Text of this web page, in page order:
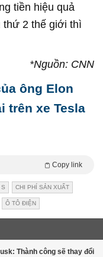
tiền hiệu quả
thứ 2 thế giới thì
*Nguồn: CNN
ông Elon
trên xe Tesla
Copy link
CHI PHÍ SẢN XUẤT
Ô TÔ ĐIỆN
Thành công sẽ thay đổi